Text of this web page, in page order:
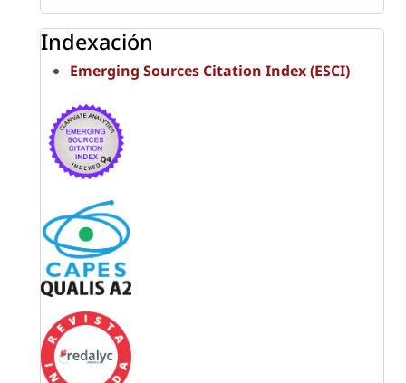
Indexación
Emerging Sources Citation Index (ESCI)